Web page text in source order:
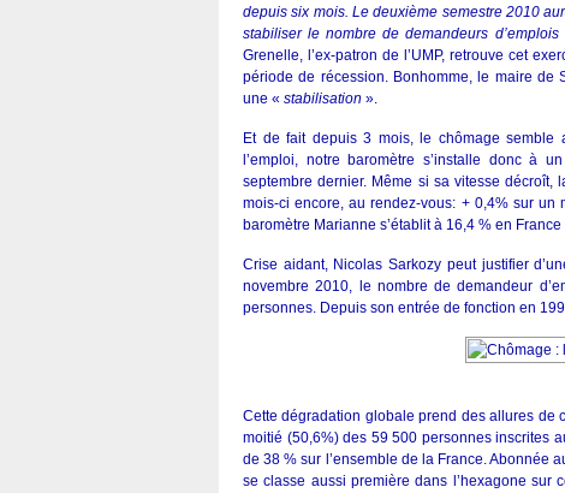
depuis six mois. Le deuxième semestre 2010
stabiliser le nombre de demandeurs d’emplois
Grenelle, l’ex-patron de l’UMP, retrouve cet
période de récession. Bonhomme, le maire
une « stabilisation ».
Et de fait depuis 3 mois, le chômage semble
l’emploi, notre baromètre s’installe donc à
septembre dernier. Même si sa vitesse
mois-ci encore, au rendez-vous: + 0,4% sur
baromètre Marianne s’établit à 16,4 % en
Crise aidant, Nicolas Sarkozy peut justifier
novembre 2010, le nombre de demandeur
personnes. Depuis son entrée de fonction en
Cette dégradation globale prend des allures de
moitié (50,6%) des 59 500 personnes inscrites
de 38 % sur l’ensemble de la France. Abonnée
se classe aussi première dans l’hexagone